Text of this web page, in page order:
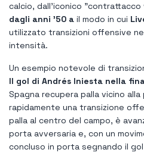
calcio, dall'iconico "contrattacco
dagli anni '50 a il modo in cui
utilizzato transizioni offensive
intensità.
Un esempio notevole di
Il gol di Andrés Iniesta nella
Spagna recupera palla vicino
rapidamente una transizione
palla al centro del campo, è
porta avversaria e, con un
concluso in porta segnando il